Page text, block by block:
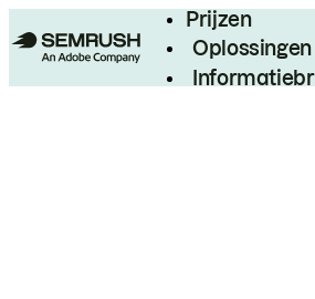
Prijzen
Oplossingen